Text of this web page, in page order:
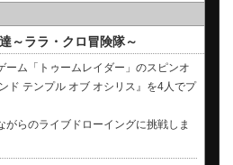
～ララ・クロ冒険隊～
ーム「トゥームレイダー」のスピンオ
ド テンプル オブ オシリス』を4人でプ
がらのライブドローイングに挑戦しま